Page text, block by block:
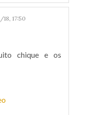
17:50
chique e os